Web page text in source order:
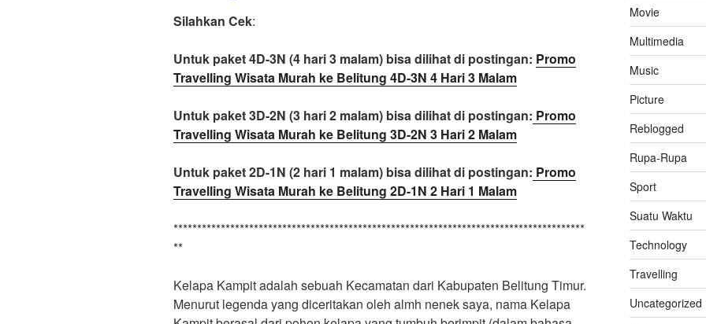
Silahkan Cek:
Untuk paket 4D-3N (4 hari 3 malam) bisa dilihat di postingan: Promo
Travelling Wisata Murah ke Belitung 4D-3N 4 Hari 3 Malam
Untuk paket 3D-2N (3 hari 2 malam) bisa dilihat di postingan: Promo
Travelling Wisata Murah ke Belitung 3D-2N 3 Hari 2 Malam
Untuk paket 2D-1N (2 hari 1 malam) bisa dilihat di postingan: Promo
Travelling Wisata Murah ke Belitung 2D-1N 2 Hari 1 Malam
***************************************************************************************
**
Kelapa Kampit adalah sebuah Kecamatan dari Kabupaten Belitung Timur.
Menurut legenda yang diceritakan oleh almh nenek saya, nama Kelapa
Movie
Multimedia
Music
Picture
Reblogged
Rupa-Rupa
Sport
Suatu Waktu
Technology
Travelling
Uncategorized